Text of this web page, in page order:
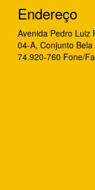
Endereço
Avenida Pedro Luiz
04-A, Conjunto
74.920-760 Fone/